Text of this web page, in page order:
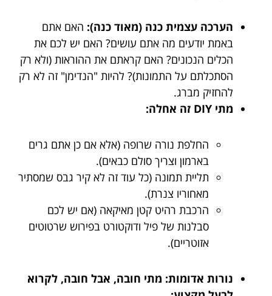
הערכה עצמית כנה (מאוד כנה): האם אתם
באמת יודעים מה אתם עושים? האם יש לכם את
הכלים הנכונים? האם קראתם את ההוראות (ולא רק
הסתכלתם על התמונות)? להיות "הנדימן" זה לא רק
להחזיק מברג.
מתי DIY זה אחלה:
החלפת נורה שרופה (אלא אם כן אתם גרים
בארמון וצריך סולם כבאים).
תליית תמונה (כל עוד זה לא קיר גבס שמסתיר
מאחוריו צנרת).
הרכבת רהיט קטן מאיקאה (אם יש לכם
סבלנות של פיל ודוקטורט בפירוש שרטוטים
אזוטריים).
נורות אדומות: מתי חובה, אבל חובה, לקרוא